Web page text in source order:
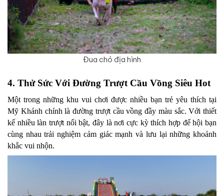
Đua chó địa hình
4. Thử Sức Với Đường Trượt Cầu Vồng Siêu Hot
Một trong những khu vui chơi được nhiều bạn trẻ yêu thích tại
Mỹ Khánh chính là đường trượt cầu vồng đầy màu sắc. Với thiết
kế nhiều làn trượt nổi bật, đây là nơi cực kỳ thích hợp để hội bạn
cùng nhau trải nghiệm cảm giác mạnh và lưu lại những khoảnh
khắc vui nhộn.